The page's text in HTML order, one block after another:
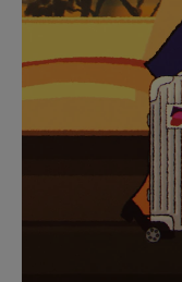
SIE,
UM